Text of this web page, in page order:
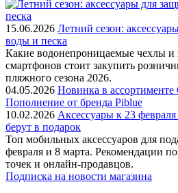
15.06.2026 Летний сезон:
воды и песка
Какие водонепроницаемые чехлы и
смартфонов стоит закупить
пляжного сезона 2026.
04.05.2026 Новинка в
Пополнение от бренда Piblue
10.02.2026 Аксессуары к 23
берут в подарок
Топ мобильных аксессуаров для
февраля и 8 марта. Рекомендации
точек и онлайн-продавцов.
Подписка на новости магазина